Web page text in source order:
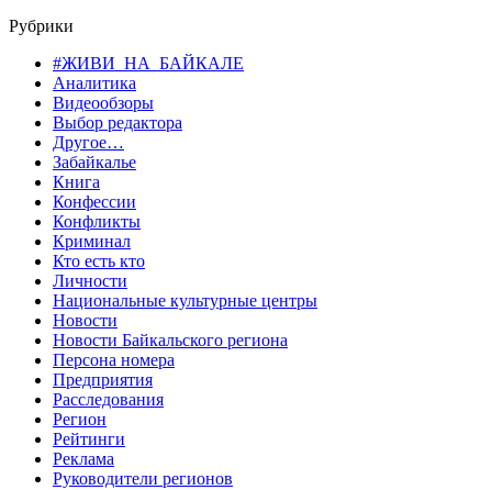
Рубрики
#ЖИВИ_НА_БАЙКАЛЕ
Аналитика
Видеообзоры
Выбор редактора
Другое…
Забайкалье
Книга
Конфессии
Конфликты
Криминал
Кто есть кто
Личности
Национальные культурные центры
Новости
Новости Байкальского региона
Персона номера
Предприятия
Расследования
Регион
Рейтинги
Реклама
Руководители регионов